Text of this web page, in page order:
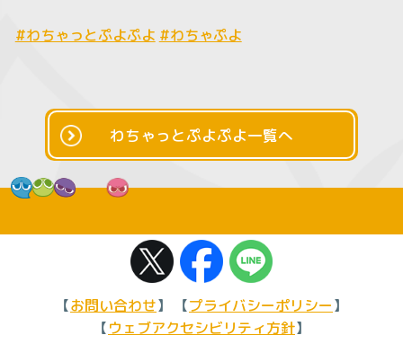
#わちゃっとぷよぷよ #わちゃぷよ
わちゃっとぷよぷよ一覧へ
【お問い合わせ】 【プライバシーポリシー】
【ウェブアクセシビリティ方針】